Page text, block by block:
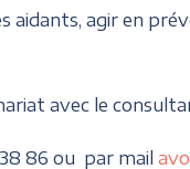
aidants, agir en
avec le
86 ou par mail